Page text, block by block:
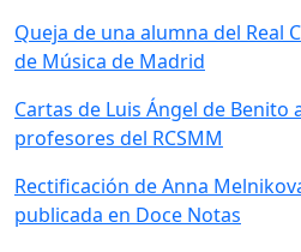
Queja de una alumna del Real
de Música de Madrid
Cartas de Luis Ángel de Benito
profesores del RCSMM
Rectificación de Anna
publicada en Doce Notas